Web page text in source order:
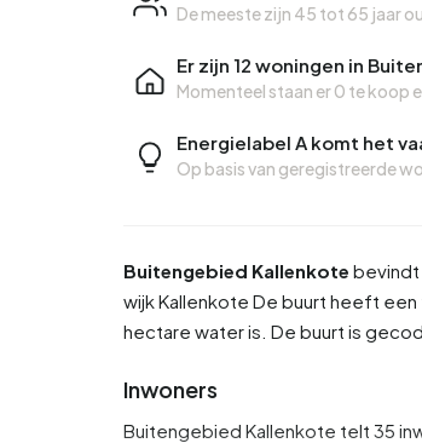
De meeste zijn 45 tot 65 jaar
Er zijn 12 woningen in
Momenteel staan er0 te koop
Energielabel A komt het
Op basis van geregistreerde
Buitengebied Kallenkote bevindt
wijkKallenkote De buurt heeft een
hectare water is. De buurt is
Inwoners
Buitengebied Kallenkote telt 35